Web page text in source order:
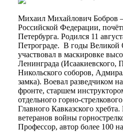
Михаил Михайлович Бобров
Российской Федерации,
Петербурга. Родился 11
Петрограде. В годы Великой
участвовал в маскировке
Ленинграда (Исаакиевского,
Никольского соборов,
замка). Воевал разведчиком
фронте, старшем
отдельного горно-
Главного Кавказского
ветеранов войны
Профессор, автор более 100